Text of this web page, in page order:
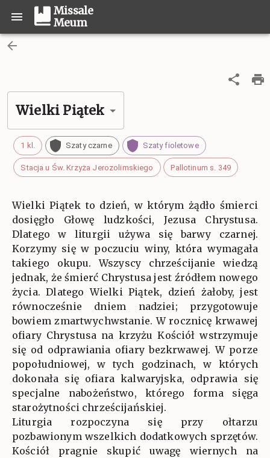
Missale
Meum
Wielki Piątek
1 kl. Szaty czarne Szaty fioletowe
Stacja u Św. Krzyża Jerozolimskiego Pallotinum s. 349
Wielki Piątek to dzień, w którym żądło śmierci
dosięgło Głowę ludzkości, Jezusa Chrystusa.
Dlatego w liturgii używa się barwy czarnej.
Korzymy się w poczuciu winy, która wymagała
takiego okupu. Wszyscy chrześcijanie wiedzą
jednak, że śmierć Chrystusa jest źródłem nowego
życia. Dlatego Wielki Piątek, dzień żałoby, jest
równocześnie dniem nadziei; przygotowuje
bowiem zmartwychwstanie. W rocznicę krwawej
ofiary Chrystusa na krzyżu Kościół wstrzymuje
się od odprawiania ofiary bezkrwawej. W porze
popołudniowej, w tych godzinach, w których
dokonała się ofiara kalwaryjska, odprawia się
specjalne nabożeństwo, którego forma sięga
starożytności chrześcijańskiej.
Liturgia rozpoczyna się przy ołtarzu
pozbawionym wszelkich dodatkowych sprzętów.
Kościół pragnie skupić uwagę wiernych na